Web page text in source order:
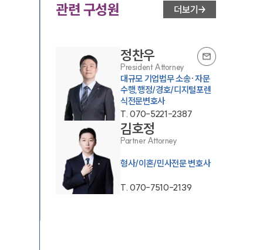
관련 구성원 더보기
정찬우
President Attorney
대규모 기업법무 소송·자문
수행,행정/경호/디지털포렌
식전문변호사
T.070-5221-2387
김호정
Partner Attorney
형사/이혼/민사전문 변호사
T.070-7510-2139